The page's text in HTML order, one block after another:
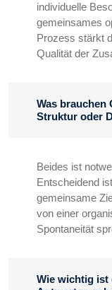
individuelle
gemeinsames
Prozess stärkt
Qualität der
Was brauchen
Struktur oder
Beides ist
Entscheidend
gemeinsame
von einer
Spontaneität
Wie wichtig ist